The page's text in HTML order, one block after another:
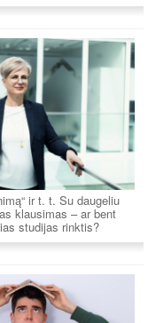
ir t. t. Su daugeliu
klausimas – ar bent
studijas rinktis?